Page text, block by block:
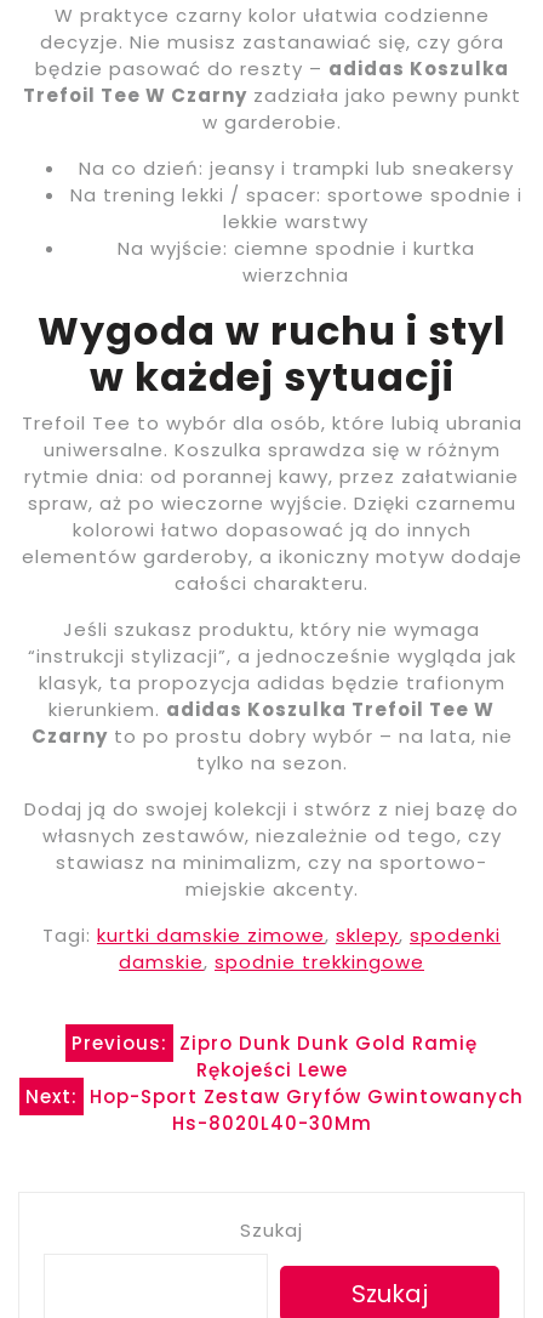
W praktyce czarny kolor ułatwia codzienne
decyzje. Nie musisz zastanawiać się, czy góra
będzie pasować do reszty – adidas Koszulka
Trefoil Tee W Czarnyzadziała jako pewny punkt
w garderobie.
Na co dzień: jeansy i trampki lub sneakersy
Na trening lekki / spacer: sportowe spodnie i
lekkie warstwy
Na wyjście: ciemne spodnie i kurtka
wierzchnia
Wygoda w ruchu i styl
w każdej sytuacji
Trefoil Tee to wybór dla osób, które lubią ubrania
uniwersalne. Koszulka sprawdza się w różnym
rytmie dnia: od porannej kawy, przez załatwianie
spraw, aż po wieczorne wyjście. Dzięki czarnemu
kolorowi łatwo dopasować ją do innych
elementów garderoby, a ikoniczny motyw dodaje
całości charakteru.
Jeśli szukasz produktu, który nie wymaga
“instrukcji stylizacji”, a jednocześnie wygląda jak
klasyk, ta propozycja adidas będzie trafionym
kierunkiem. adidas Koszulka Trefoil Tee W
Czarnyto po prostu dobry wybór – na lata, nie
tylko na sezon.
Dodaj ją do swojej kolekcji i stwórz z niej bazę do
własnych zestawów, niezależnie od tego, czy
stawiasz na minimalizm, czy na sportowo-
miejskie akcenty.
Tagi: kurtki damskie zimowe, sklepy, spodenki
damskie, spodnie trekkingowe
Nawigacja
wpisu
Previous:
Zipro Dunk Dunk Gold Ramię
Rękojeści Lewe
Next:
Hop-Sport Zestaw Gryfów Gwintowanych
Hs-8020L40-30Mm
Szukaj
Szukaj